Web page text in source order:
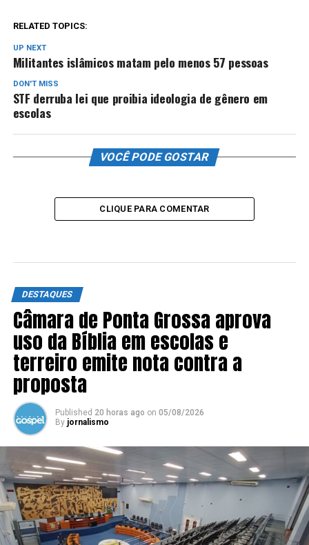
RELATED TOPICS:
UP NEXT
Militantes islâmicos matam pelo menos 57 pessoas
DON'T MISS
STF derruba lei que proibia ideologia de gênero em
escolas
VOCÊ PODE GOSTAR
CLIQUE PARA COMENTAR
DESTAQUES
Câmara de Ponta Grossa aprova
uso da Bíblia em escolas e
terreiro emite nota contra a
proposta
Published 20 horas ago on 05/08/2026
By jornalismo